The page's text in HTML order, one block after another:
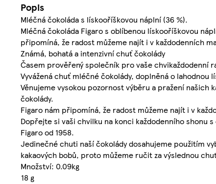
Popis
Mléčná čokoláda s lískooříškovou náplní (36 %).
Mléčná čokoláda Figaro s oblíbenou lískooříškovou
připomíná, že radost můžeme najít i v každodenních
Známá, bohatá a intenzivní chuť čokolády
Časem prověřený společník pro vaše chvikaždodenní
Vyvážená chuť mléčné čokolády, doplněná o lahodnou
Věnujeme vysokou pozornost výběru a pražení
čokolády.
Figaro nám připomíná, že radost můžeme najít i v
Dopřejte si vaši chvilku na konci každodenního shonu
Figaro od 1958.
Jedinečné chuti naší čokolády dosahujeme použitím
kakaových bobů, proto můžeme ručit za výslednou
Množství: 0.09kg
18 g